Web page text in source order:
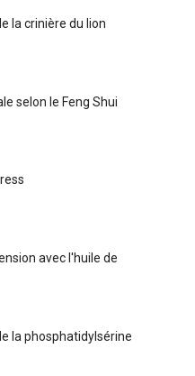
la crinière du lion
selon le Feng Shui
avec l'huile de
la phosphatidylsérine